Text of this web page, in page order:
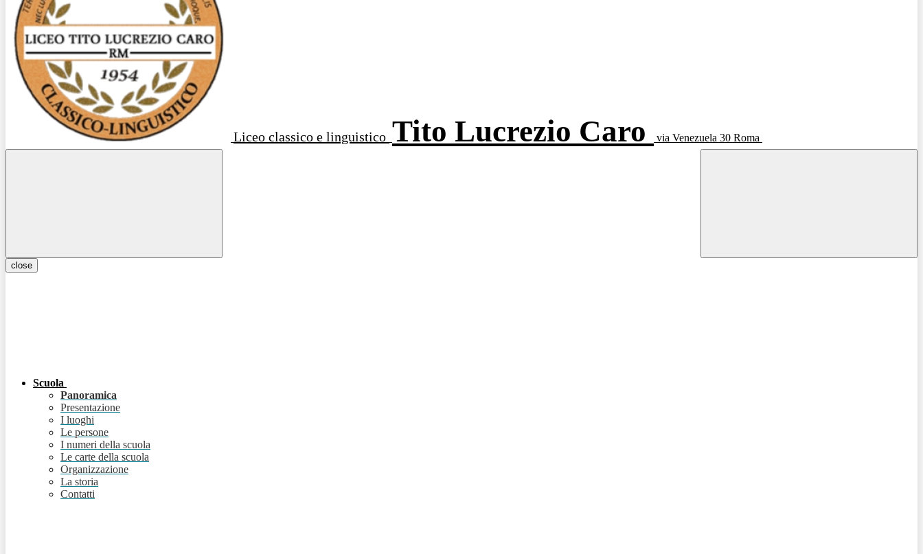
Liceo classico e linguistico Tito Lucrezio Caro via Venezuela 30 Roma
close
Scuola
Panoramica
Presentazione
I luoghi
Le persone
I numeri della scuola
Le carte della scuola
Organizzazione
La storia
Contatti